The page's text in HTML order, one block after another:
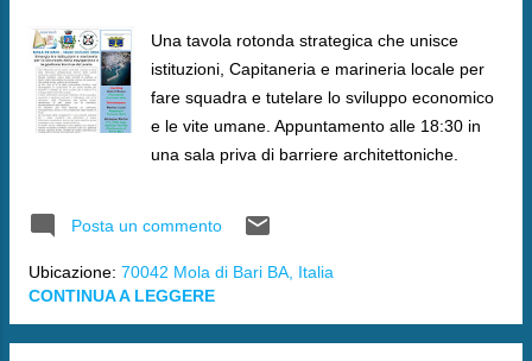
Una tavola rotonda strategica che unisce
istituzioni, Capitaneria e marineria locale per
fare squadra e tutelare lo sviluppo economico
e le vite umane. Appuntamento alle 18:30 in
una sala priva di barriere architettoniche.
Posta un commento
Ubicazione: 70042 Mola di Bari BA, Italia
CONTINUA A LEGGERE